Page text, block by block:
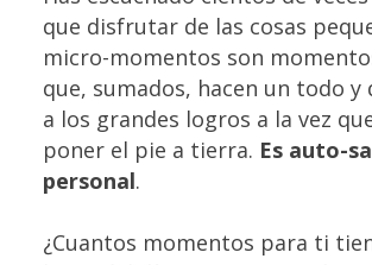
que disfrutar de las cosas
micro-momentos son
que, sumados, hacen un todo y
a los grandes logros a la vez
poner el pie a tierra. Es auto-
personal.
¿Cuantos momentos para ti